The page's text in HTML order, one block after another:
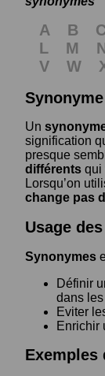
A B
L
M
V
W
Un
signification
presque
différents qui
Lorsqu’on
change pas
Usage
Synonymes
Définir
dans
Eviter
Enrichir
Exemples